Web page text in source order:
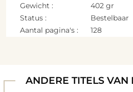
Gewicht :
402 gr
Status :
Bestelbaar
Aantal pagina's :
128
ANDERE TITELS VAN